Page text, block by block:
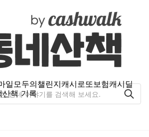
일모두의챌린지캐시로또보험캐시딜
산책 기록